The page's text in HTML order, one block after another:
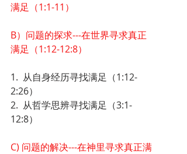
满足（1:1-11）
B）问题的探求---在世界寻求真正
满足（1:12-12:8）
1.  从自身经历寻找满足（1:12-
2:26）
2.  从哲学思辨寻找满足（3:1-
12:8）
C) 问题的解决---在神里寻求真正满